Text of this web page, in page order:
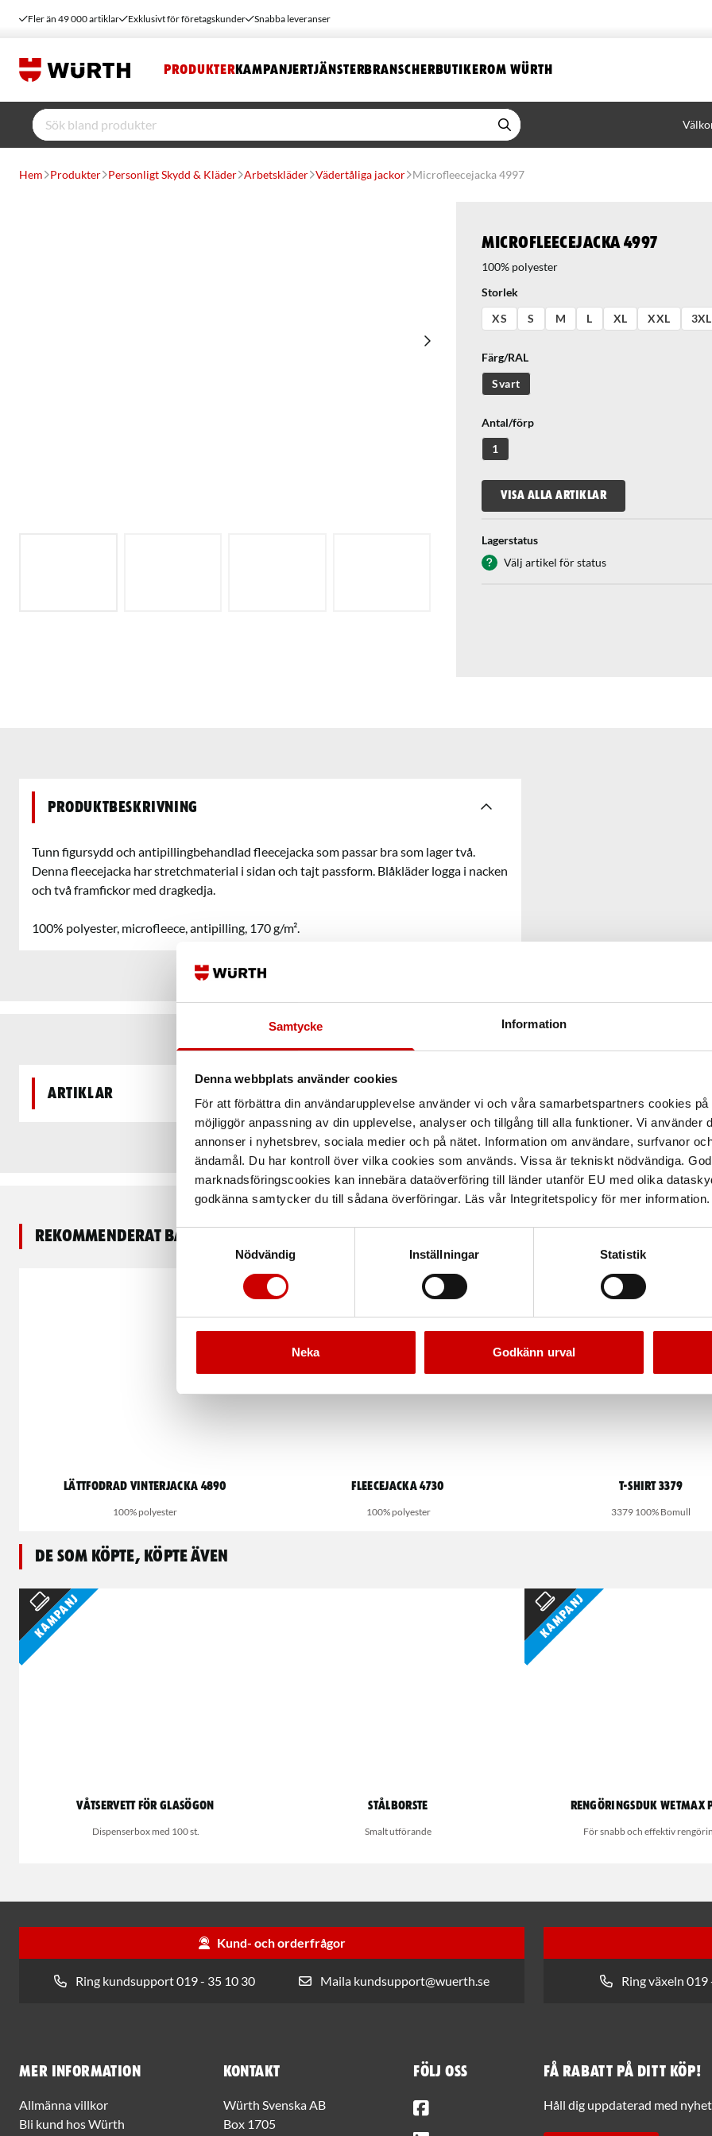
Samtycke Information
Denna webbplats använder cookies
För att förbättra din användarupplevelse använder vi och våra samarbetspartners cookies
möjliggör anpassning av din upplevelse, analyser och tillgång till alla funktioner. Vi använder
annonser i nyhetsbrev, sociala medier och på nätet. Information om användare, surfvanor
ändamål. Du har kontroll över vilka cookies som används. Vissa är tekniskt nödvändiga.
marknadsföringscookies kan innebära dataöverföring till länder utanför EU med olika
godkänna samtycker du till sådana överföringar. Läs vår Integritetspolicy för mer information.
Samtyckesval
Nödvändig
Inställningar Statistik
Neka Godkänn urval
Fler än 49 000 artiklar Exklusivt för företagskunder Snabba leveranser
PRODUKTER KAMPANJERTJÄNSTERBRANSCHERBUTIKEROM WÜRTH
Hem Produkter Personligt Skydd & Kläder Arbetskläder Vädertåliga jackor Microfleecejacka 4997
Microfleecejacka 4997
100% polyester
Storlek
XS
S M L XL XXL 3XL
Färg/RAL
Svart
Antal/förp
1
VISA ALLA ARTIKLAR
Lagerstatus
Välj artikel för status
Produktbeskrivning
Tunn figursydd och antipillingbehandlad fleecejacka som passar bra som lager två.
Denna fleecejacka har stretchmaterial i sidan och tajt passform. Blåkläder logga i nacken
och två framfickor med dragkedja.
100% polyester, microfleece, antipilling, 170 g/m².
Artiklar
Rekommenderat baserat på vald produkt
Lättfodrad Vinterjacka 4890
100% polyester
Fleecejacka 4730
100% polyester
T-shirt 3379
3379 100% Bomull
De som köpte, köpte även
Kampanj
Våtservett för glasögon
Dispenserbox med 100 st.
Stålborste
Smalt utförande
Kampanj
Rengöringsduk Wetmax
För snabb och effektiv
Kund- och orderfrågor
Ring kundsupport 019 - 35 10 30 Maila kundsupport@wuerth.se Ring växeln 019
Mer information
Allmänna villkor
Bli kund hos Würth
Kontakt
Würth Svenska AB
Box 1705
Följ oss Få rabatt på ditt köp!
Håll dig uppdaterad med